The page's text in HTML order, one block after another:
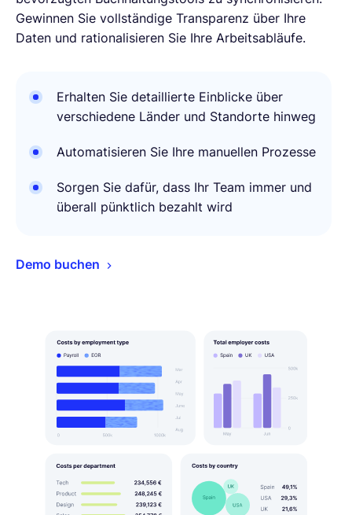
Gewinnen Sie vollständige Transparenz über Ihre
Daten und rationalisieren Sie Ihre Arbeitsabläufe.
Erhalten Sie detaillierte Einblicke über
verschiedene Länder und Standorte hinweg
Automatisieren Sie Ihre manuellen Prozesse
Sorgen Sie dafür, dass Ihr Team immer und
überall pünktlich bezahlt wird
Demo buchen